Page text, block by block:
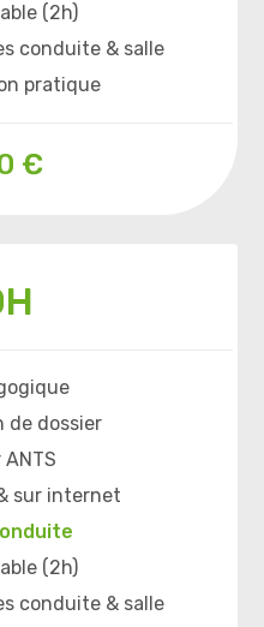
(2h)
conduite & salle
pratique
€
de dossier
ANTS
sur internet
(2h)
conduite & salle